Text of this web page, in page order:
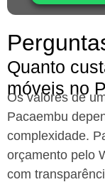
Quanto
móveis no
Os valores de
Pacaembu
complexidade.
orçamento pelo
com